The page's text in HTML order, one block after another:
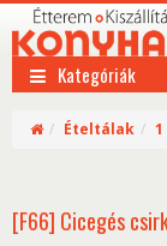
Kategóriák
Ételtálak
[F66] Cicegés